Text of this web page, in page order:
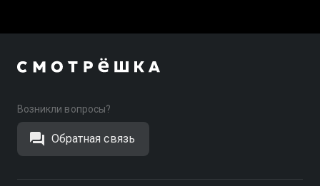
Возникли вопросы?
Обратная связь